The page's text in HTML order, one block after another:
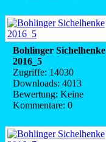
Bohlinger Sichelhenke
2016_5
Zugriffe: 14030
Downloads: 4013
Bewertung: Keine
Kommentare: 0